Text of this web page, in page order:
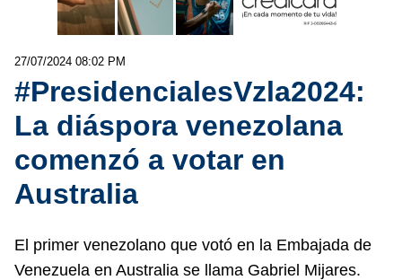
27/07/2024 08:02 PM
#PresidencialesVzla2024:
La diáspora venezolana
comenzó a votar en
Australia
El primer venezolano que votó en la Embajada de
Venezuela en Australia se llama Gabriel Mijares.